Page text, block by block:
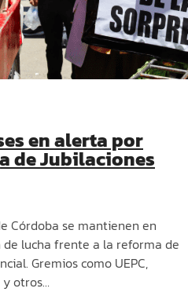
en alerta por
de Jubilaciones
Córdoba se mantienen en
lucha frente a la reforma de
Gremios como UEPC,
y otros…